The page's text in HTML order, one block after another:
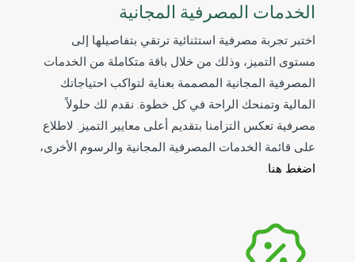
الخدمات المصرفية المجانية
اختبر تجربة مصرفية استثنائية ترتقي بتفاصيلها إلى
مستوى التميز، وذلك من خلال باقة متكاملة من الخدمات
المصرفية المجانية المصممة بعناية لتواكب احتياجاتك
المالية وتمنحك الراحة في كل خطوة. نقدم لك حلولاً
مصرفية تعكس التزامنا بتقديم أعلى معايير التميز. لاطلاع
على قائمة الخدمات المصرفية المجانية والرسوم الأخرى،
اضغط هنا